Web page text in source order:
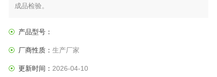
成品检验。
产品型号：
厂商性质： 生产厂家
更新时间： 2026-04-10